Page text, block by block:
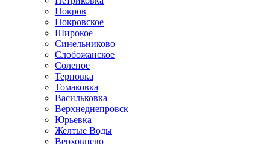
Покров
Покровское
Широкое
Синельниково
Слобожанское
Соленое
Терновка
Томаковка
Васильковка
Верхнеднепровск
Юрьевка
Желтые Воды
Верховцево